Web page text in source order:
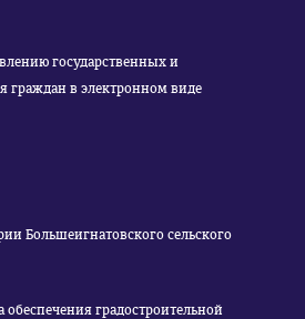
государственных и
граждан в электронном виде
Большеигнатовского сельского
градостроительной